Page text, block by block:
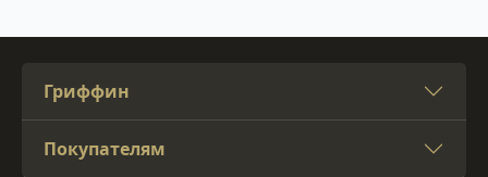
Гриффин
Покупателям